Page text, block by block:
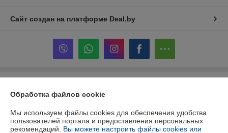
Сайт создан на платформе Deal.by
"Белэксальто"
213828, Республика Беларусь, Могилевская область, г.Бобруйск, ул.
Октябрьская, 149а, офис 23
Обработка файлов cookie
Мы используем файлы cookies для обеспечения удобства
пользователей портала и предоставления персональных
рекомендаций. Вы можете настроить файлы cookies или